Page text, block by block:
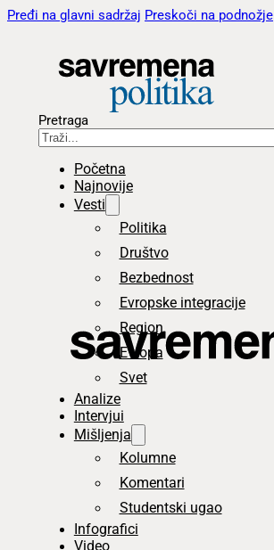
Pređi na glavni sadržaj Preskoči na podnožje
Pretraga
Početna
Najnovije
Vesti
Politika
Društvo
Bezbednost
Evropske integracije
Region
Evropa
Svet
Analize
Intervjui
Mišljenja
Kolumne
Komentari
Studentski ugao
Infografici
Video